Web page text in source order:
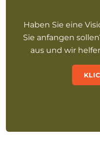
Haben Sie eine
Sie anfangen
aus und wir